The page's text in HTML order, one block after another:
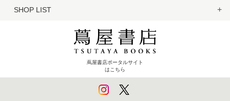
SHOP LIST
蔦屋書店ポータルサイト
はこちら